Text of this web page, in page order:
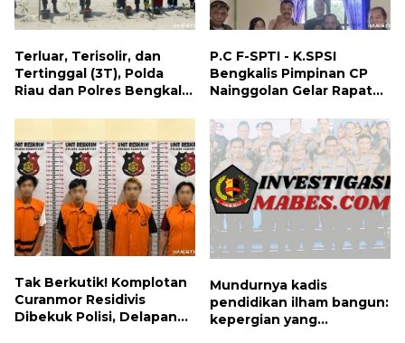
Terluar, Terisolir, dan
Tertinggal (3T), Polda
Riau dan Polres Bengkalis
Kesehatan Gratis, hingga
Dialog Kebangsaan di
Rupat
P.C F-SPTI - K.SPSI
Bengkalis Pimpinan CP
Nainggolan Gelar Rapat
dan Ranting Khusus
Tak Berkutik! Komplotan
Curanmor Residivis
Dibekuk Polisi, Delapan
Mundurnya kadis
pendidikan ilham bangun:
kepergian yang